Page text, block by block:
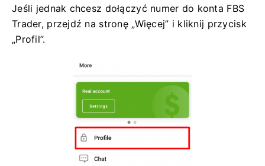
Jeśli jednak chcesz dołączyć numer do konta FBS
Trader, przejdź na stronę „Więcej” i kliknij przycisk
„Profil”.